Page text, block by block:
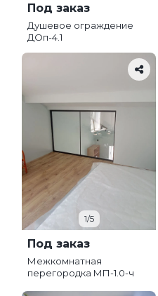
Под заказ
Душевое ограждение
ДОп-4.1
1/5
Под заказ
Межкомнатная
перегородка МП-1.0-ч